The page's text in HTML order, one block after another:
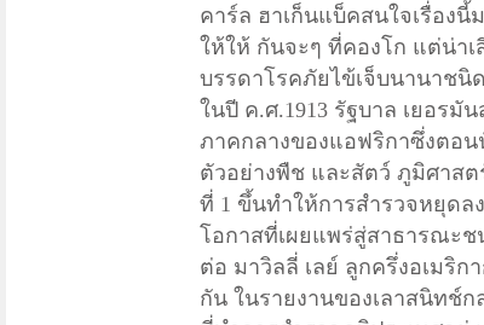
คาร์ล ฮาเก็นแบ็คสนใจเรื่อง
ให้ให้ กันจะๆ ที่คองโก แต่น่า
บรรดาโรคภัยไข้เจ็บนานาชนิ
ในปี ค.ศ.1913 รัฐบาล เยอรมั
ภาคกลางของแอฟริกาซึ่งตอ
ตัวอย่างพืช และสัตว์ ภูมิศาสต
ที่ 1 ขึ้นทำให้การสำรวจหยุดล
โอกาสที่เผยแพร่สู่สาธารณะช
ต่อ มาวิลลี่ เลย์ ลูกครึ่งอเมริ
กัน ในรายงานของเลาสนิทช์